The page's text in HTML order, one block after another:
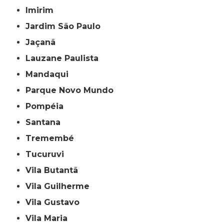
Imirim
Jardim São Paulo
Jaçanã
Lauzane Paulista
Mandaqui
Parque Novo Mundo
Pompéia
Santana
Tremembé
Tucuruvi
Vila Butantã
Vila Guilherme
Vila Gustavo
Vila Maria